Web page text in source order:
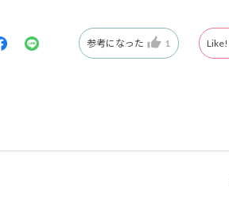
参考になった 1 Like!